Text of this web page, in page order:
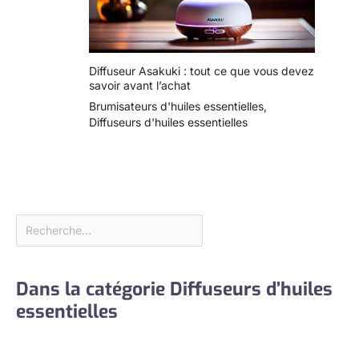
Diffuseur Asakuki : tout ce que vous devez
savoir avant l’achat
Brumisateurs d'huiles essentielles,
Diffuseurs d'huiles essentielles
Dans la catégorie Diffuseurs d’huiles
essentielles